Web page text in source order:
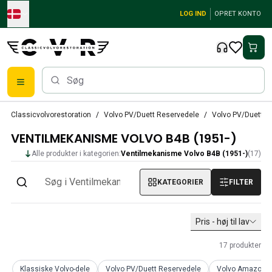
Skip to main content
LOG IND OPRET KONTO
Volvo PV/Duett Reservedele
Volvo PV/Duett bremsesystem
Volvo PV/Duett Brændstof/udstødningssystem
Volvo PV/Duett Elektrisk udstyr
Volvo PV/Duett Forhjulsaffjedring
Volvo PV/Duett motordele
Classicvolvorestoration Volvo PV/Duett Reservedele Volvo PV/Duett
VENTILMEKANISME VOLVO B4B (1951-)
Alle produkter i kategorien:Ventilmekanisme Volvo B4B (1951-)(17)
KATEGORIER FILTER
Pris - høj til lav
17 produkter
Klassiske Volvo-dele Volvo PV/Duett Reservedele Volvo Amazon